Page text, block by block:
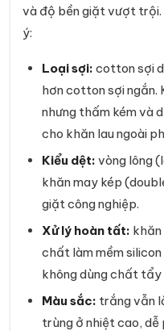
và độ bền giặt vượt trội.
ý:
Loại sợi: cotton sợi
hơn cotton sợi ngắn.
nhưng thấm kém và
cho khăn lau ngoài
Kiểu dệt: vòng lông
khăn may kép
giặt công nghiệp.
Xử lý hoàn tất: khăn
chất làm mềm
không dùng chất tẩy
Màu sắc: trắng vẫn
trùng ở nhiệt cao,